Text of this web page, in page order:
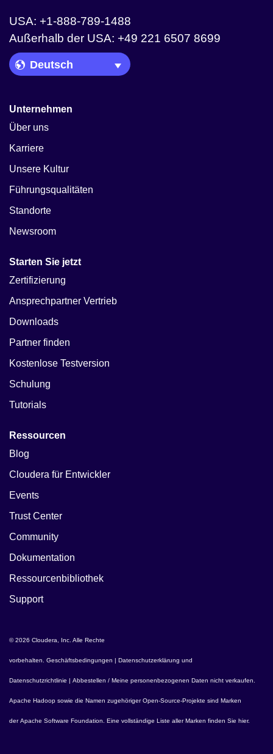
USA: +1-888-789-1488
Außerhalb der USA: +49 221 6507 8699
Language Picker
Unternehmen
Über uns
Karriere
Unsere Kultur
Führungsqualitäten
Standorte
Newsroom
Starten Sie jetzt
Zertifizierung
Ansprechpartner Vertrieb
Downloads
Partner finden
Kostenlose Testversion
Schulung
Tutorials
Ressourcen
Blog
Cloudera für Entwickler
Events
Trust Center
Community
Dokumentation
Ressourcenbibliothek
Support
© 2026 Cloudera, Inc. Alle Rechte
vorbehalten. Geschäftsbedingungen | Datenschutzerklärung und
Datenschutzrichtlinie | Abbestellen / Meine personenbezogenen Daten nicht verkaufen.
Apache Hadoop sowie die Namen zugehöriger Open-Source-Projekte sind Marken
derApache Software Foundation. Eine vollständige Liste aller Marken finden Sie hier.